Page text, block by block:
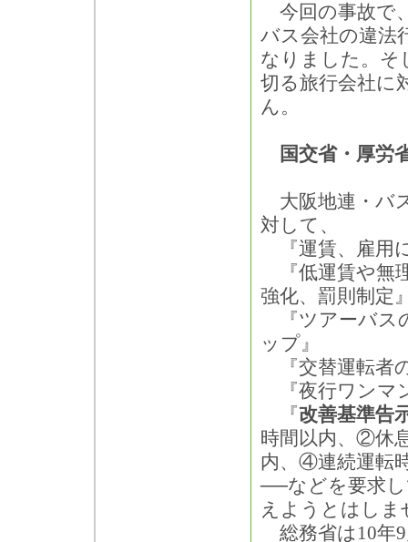
今回の事故で
バス会社の違法
なりました。そ
切る旅行会社に
ん。
国交省・厚労
大阪地連・バ
対して、
『運賃、雇用
『低運賃や無
強化、罰則制定
『ツアーバス
ップ』
『交替運転者
『夜行ワンマ
『改善基準告
時間以内、②休
内、④連続運転
──などを要求
えようとはし
総務省は10年